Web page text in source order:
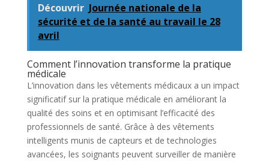
Découvrir Journée nationale de la
sécurité et de la santé au travail le 28
avril
Comment l’innovation transforme la pratique
médicale
L’innovation dans les vêtements médicaux a un impact
significatif sur la pratique médicale en améliorant la
qualité des soins et en optimisant l’efficacité des
professionnels de santé. Grâce à des vêtements
intelligents munis de capteurs et de technologies
avancées, les soignants peuvent surveiller de manière